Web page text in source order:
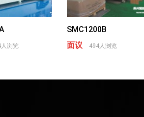
浏览
SMC1200B
面议
494人浏览